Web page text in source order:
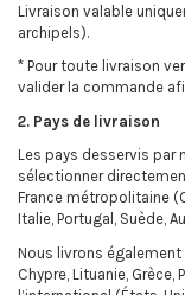
Livraison valable
archipels).
* Pour toute livraison
valider la commande
2. Pays de livraison
Les pays desservis par
sélectionner
France métropolitaine
Italie, Portugal, Suède,
Nous livrons également
Chypre, Lituanie, Grèce,